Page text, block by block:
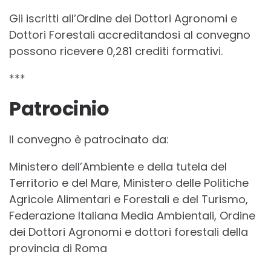
Gli iscritti all’Ordine dei Dottori Agronomi e
Dottori Forestali accreditandosi al convegno
possono ricevere 0,281 crediti formativi.
***
Patrocinio
Il convegno è patrocinato da:
Ministero dell’Ambiente e della tutela del
Territorio e del Mare, Ministero delle Politiche
Agricole Alimentari e Forestali e del Turismo,
Federazione Italiana Media Ambientali, Ordine
dei Dottori Agronomi e dottori forestali della
provincia di Roma